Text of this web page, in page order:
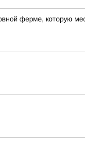
ферме, которую